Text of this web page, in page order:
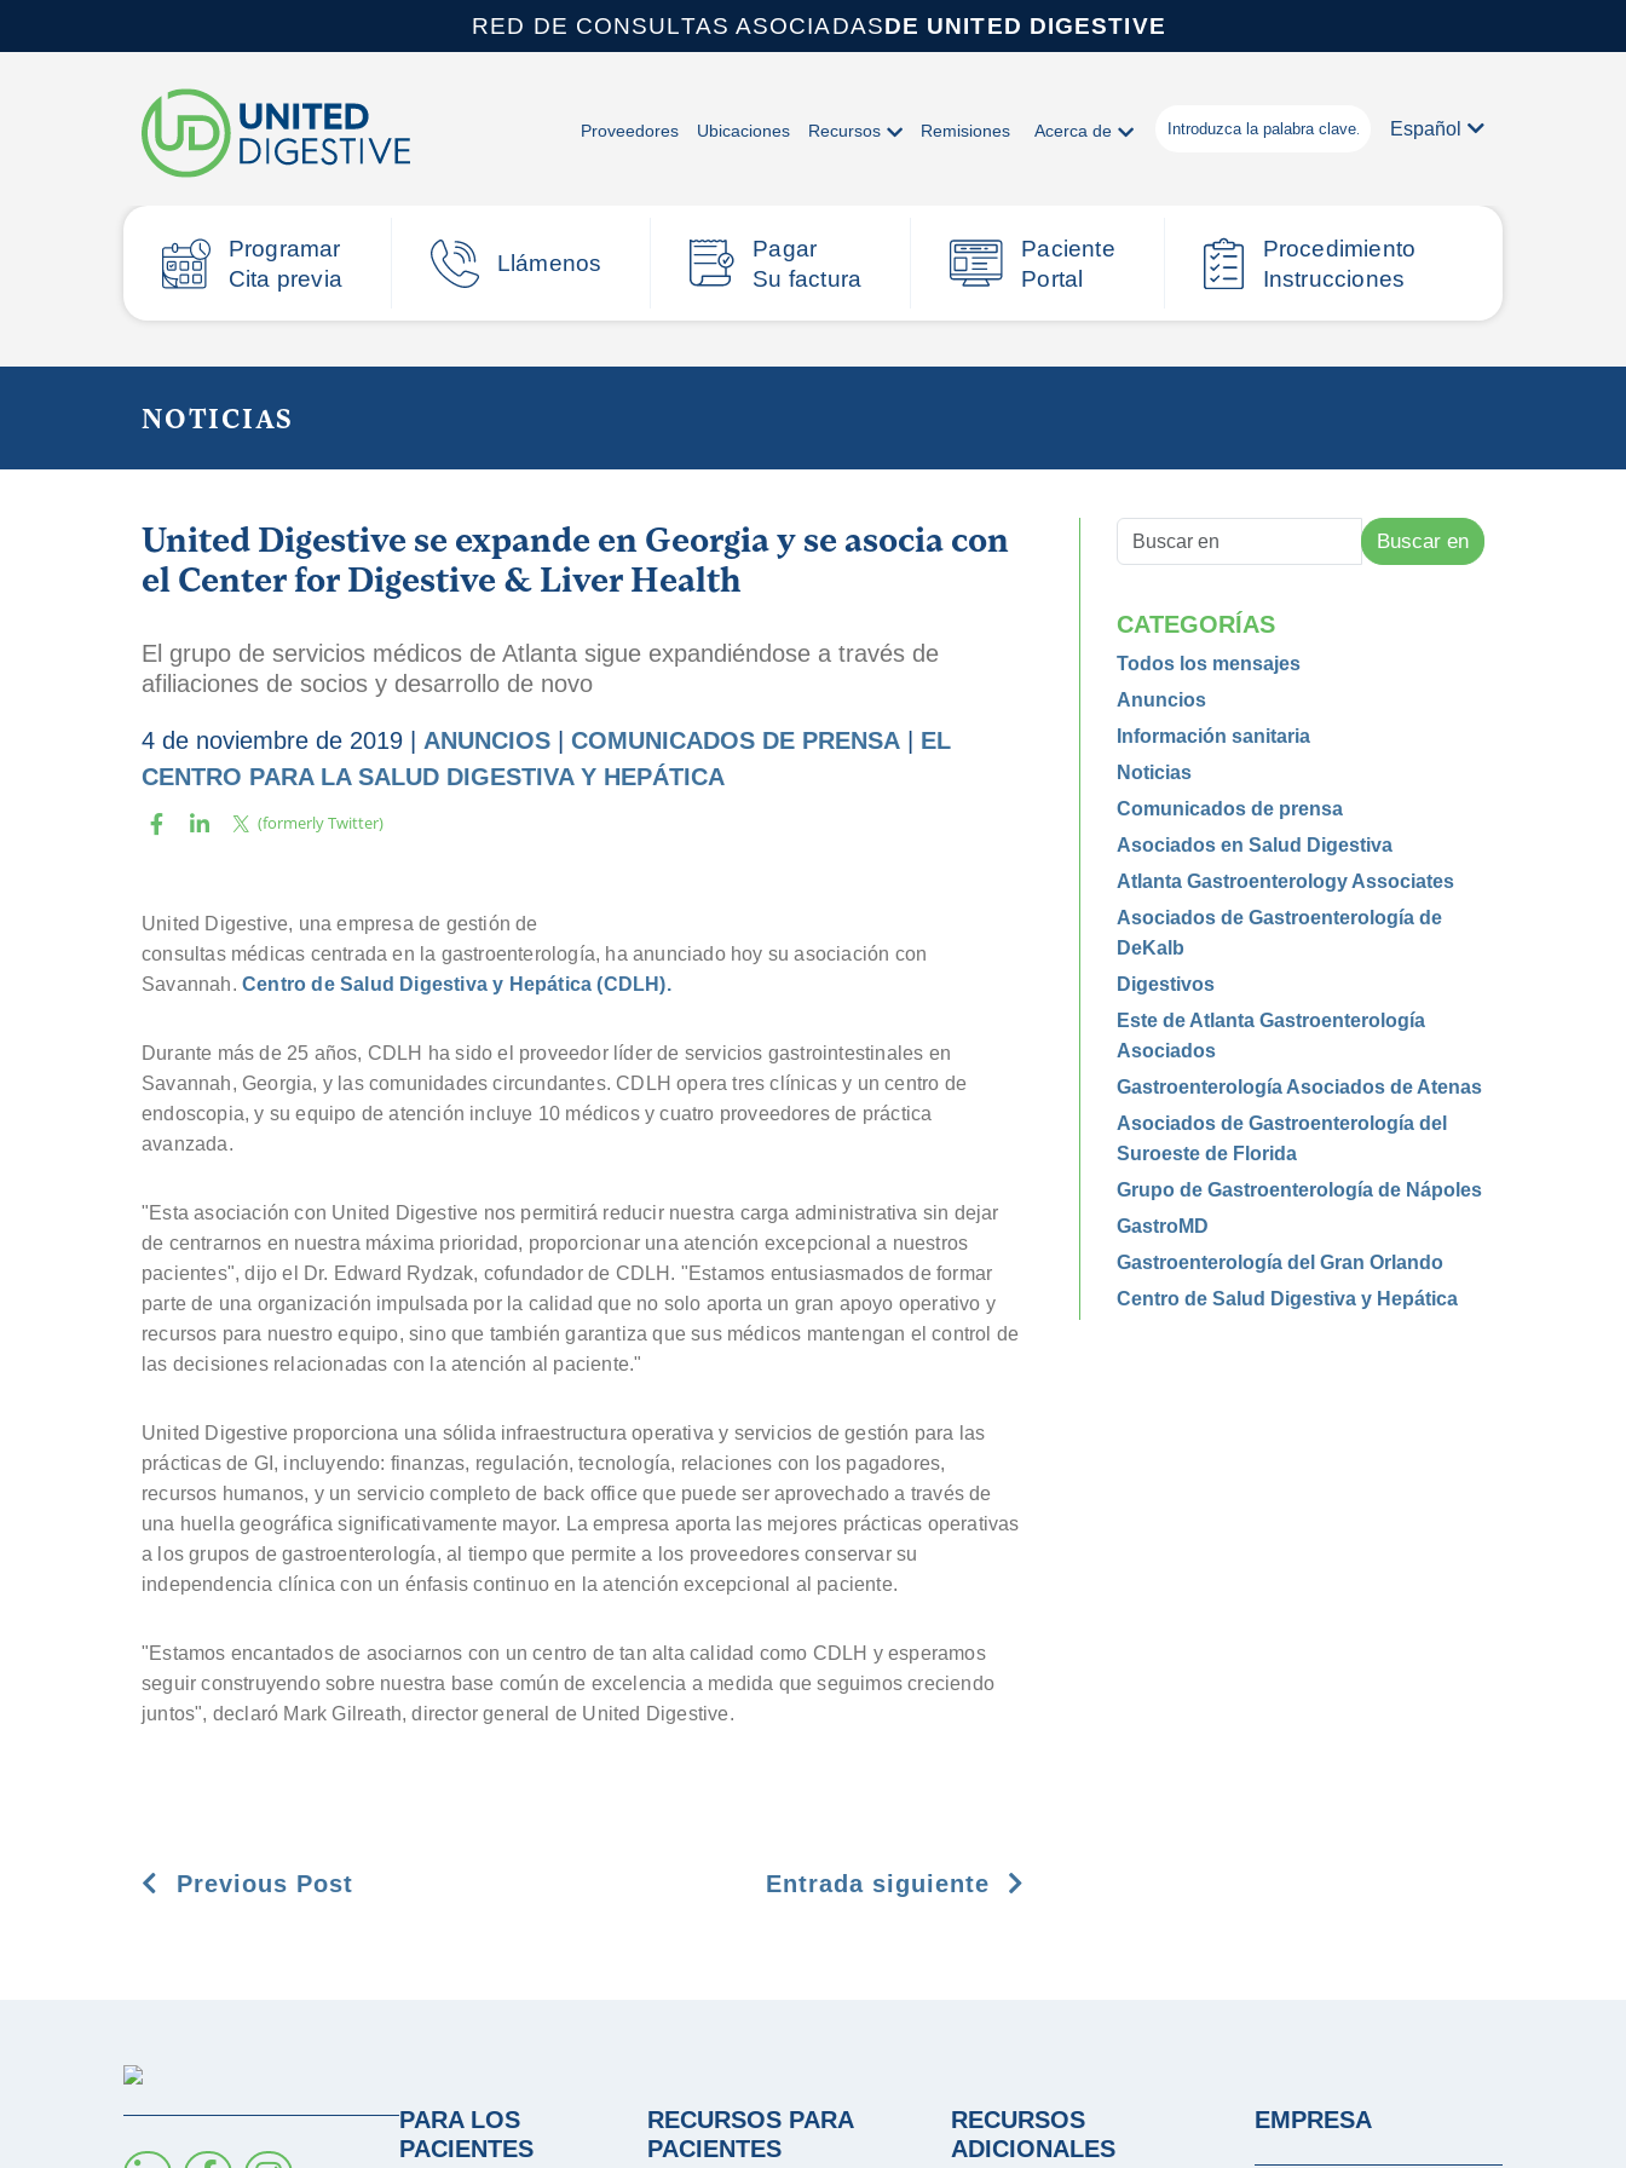
RED DE CONSULTAS ASOCIADASDE UNITED DIGESTIVE
Proveedores Ubicaciones Recursos Remisiones Acerca de Español
Programar
Cita previa
Llámenos
Pagar
Su factura
Paciente
Portal
Procedimiento
Instrucciones
NOTICIAS
United Digestive se expande en Georgia y se asocia con
el Center for Digestive & Liver Health
El grupo de servicios médicos de Atlanta sigue expandiéndose a través de
afiliaciones de socios y desarrollo de novo
4 de noviembre de 2019 ANUNCIOS COMUNICADOS DE PRENSA
EL
CENTRO PARA LA SALUD DIGESTIVA Y HEPÁTICA
United Digestive, una empresa de gestión de
consultas médicas centrada en la gastroenterología, ha anunciado hoy su asociación con
Savannah. Centro de Salud Digestiva y Hepática (CDLH).
Durante más de 25 años, CDLH ha sido el proveedor líder de servicios gastrointestinales en
Savannah, Georgia, y las comunidades circundantes. CDLH opera tres clínicas y un centro de
endoscopia, y su equipo de atención incluye 10 médicos y cuatro proveedores de práctica
avanzada.
"Esta asociación con United Digestive nos permitirá reducir nuestra carga administrativa sin dejar
de centrarnos en nuestra máxima prioridad, proporcionar una atención excepcional a nuestros
pacientes", dijo el Dr. Edward Rydzak, cofundador de CDLH. "Estamos entusiasmados de formar
parte de una organización impulsada por la calidad que no solo aporta un gran apoyo operativo y
recursos para nuestro equipo, sino que también garantiza que sus médicos mantengan el control de
las decisiones relacionadas con la atención al paciente."
United Digestive proporciona una sólida infraestructura operativa y servicios de gestión para las
prácticas de GI, incluyendo: finanzas, regulación, tecnología, relaciones con los pagadores,
recursos humanos, y un servicio completo de back office que puede ser aprovechado a través de
una huella geográfica significativamente mayor. La empresa aporta las mejores prácticas operativas
a los grupos de gastroenterología, al tiempo que permite a los proveedores conservar su
independencia clínica con un énfasis continuo en la atención excepcional al paciente.
"Estamos encantados de asociarnos con un centro de tan alta calidad como CDLH y esperamos
seguir construyendo sobre nuestra base común de excelencia a medida que seguimos creciendo
juntos", declaró Mark Gilreath, director general de United Digestive.
Previous Post Entrada siguiente
Buscar en
CATEGORÍAS
Todos los mensajes
Anuncios
Información sanitaria
Noticias
Comunicados de prensa
Asociados en Salud Digestiva
Atlanta Gastroenterology Associates
Asociados de Gastroenterología de
DeKalb
Digestivos
Este de Atlanta Gastroenterología
Asociados
Gastroenterología Asociados de Atenas
Asociados de Gastroenterología del
Suroeste de Florida
Grupo de Gastroenterología de Nápoles
GastroMD
Gastroenterología del Gran Orlando
Centro de Salud Digestiva y Hepática
PARA LOS
PACIENTES
RECURSOS PARA
PACIENTES
RECURSOS
ADICIONALES
EMPRESA